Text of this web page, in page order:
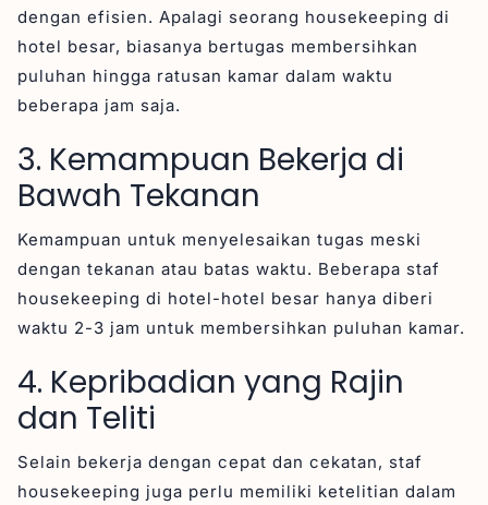
dengan efisien. Apalagi seorang housekeeping di
hotel besar, biasanya bertugas membersihkan
puluhan hingga ratusan kamar dalam waktu
beberapa jam saja.
3. Kemampuan Bekerja di
Bawah Tekanan
Kemampuan untuk menyelesaikan tugas meski
dengan tekanan atau batas waktu. Beberapa staf
housekeeping di hotel-hotel besar hanya diberi
waktu 2-3 jam untuk membersihkan puluhan kamar.
4. Kepribadian yang Rajin
dan Teliti
Selain bekerja dengan cepat dan cekatan, staf
housekeeping juga perlu memiliki ketelitian dalam